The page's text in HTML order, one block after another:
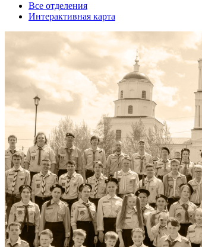
Все отделения
Интерактивная карта